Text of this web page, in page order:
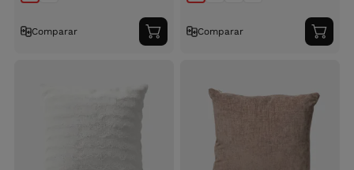
Comparar
Adicionar
ao
Comparar
ao